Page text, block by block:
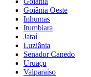
Goiânia Oeste
Inhumas
Itumbiara
Jataí
Luziânia
Senador Canedo
Uruaçu
Valparaíso